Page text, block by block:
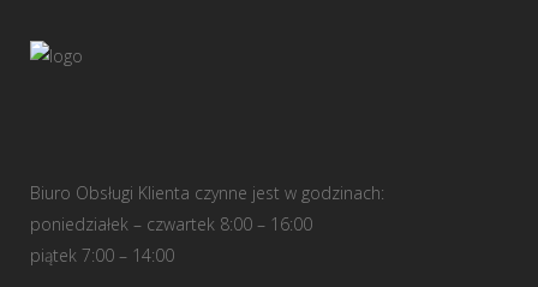
Biuro Obsługi Klienta czynne jest w godzinach:
poniedziałek – czwartek 8:00 – 16:00
piątek 7:00 – 14:00